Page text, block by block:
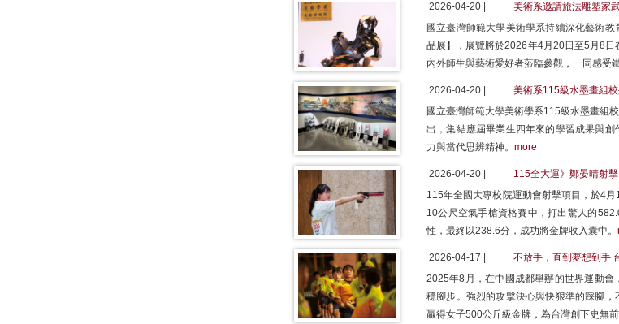
2026-04-20 |
美術系邀請旅法雕塑家
國立臺灣師範大學美術學系持續深化藝術
品展】，展覽將於2026年4月20日至5月8日
內外師生與藝術愛好者蒞臨參觀，一同感受
2026-04-20 |
美術系115級水墨畫組
國立臺灣師範大學美術學系115級水墨畫組
出，集結應屆畢業生四年來的學習成果與創
力與當代思辨精神。 more
2026-04-20 |
115全大運》鄭晏晴射
115年全國大專校院運動會射擊項目，於4
10公尺空氣手槍資格賽中，打出驚人的
性，最終以238.6分，成功將金牌收入囊中。
2026-04-17 |
不放手，直到夢想到手
2025年8月，在中國成都舉辦的世界運動會
穩腳步。強烈的攻擊決心與快狠準的踩腳，
贏得女子500公斤級金牌，為台灣創下史無前